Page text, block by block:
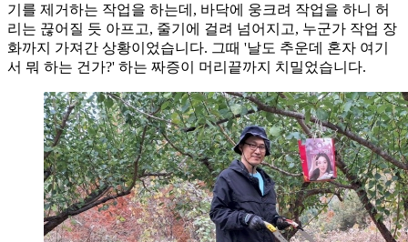
기를 제거하는 작업을 하는데, 바닥에 웅크려 작업을 하니 허
리는 끊어질 듯 아프고, 줄기에 걸려 넘어지고, 누군가 작업 장
화까지 가져간 상황이었습니다. 그때 '날도 추운데 혼자 여기
서 뭐 하는 건가?' 하는 짜증이 머리끝까지 치밀었습니다.